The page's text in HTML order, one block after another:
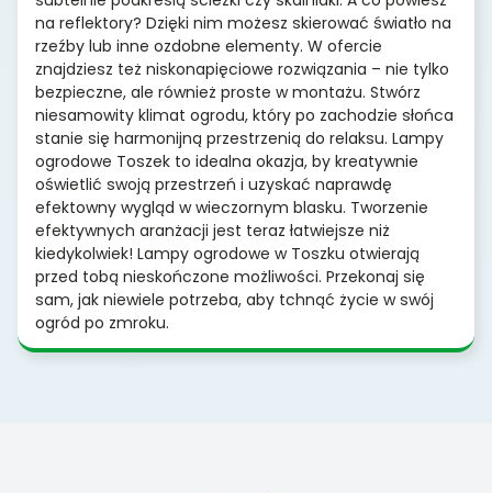
na reflektory? Dzięki nim możesz skierować światło na
rzeźby lub inne ozdobne elementy. W ofercie
znajdziesz też niskonapięciowe rozwiązania – nie tylko
bezpieczne, ale również proste w montażu. Stwórz
niesamowity klimat ogrodu, który po zachodzie słońca
stanie się harmonijną przestrzenią do relaksu. Lampy
ogrodowe Toszek to idealna okazja, by kreatywnie
oświetlić swoją przestrzeń i uzyskać naprawdę
efektowny wygląd w wieczornym blasku. Tworzenie
efektywnych aranżacji jest teraz łatwiejsze niż
kiedykolwiek! Lampy ogrodowe w Toszku otwierają
przed tobą nieskończone możliwości. Przekonaj się
sam, jak niewiele potrzeba, aby tchnąć życie w swój
ogród po zmroku.